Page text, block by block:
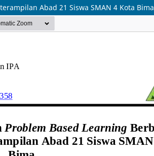
Abad 21 Siswa SMAN 4 Kota Bima